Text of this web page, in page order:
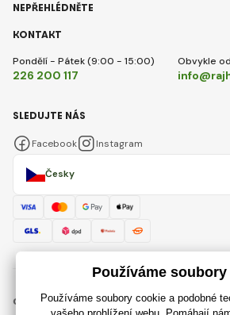
KONTAKT
Pondělí - Pátek (9:00 - 15:00)
226 200 117
Obvykle
NEPŘEHLÉDNĚTE
Česky
SLEDUJTE NÁS
Facebook Instagram
© 2018 - 2026 RajHracky.cz, Všechna práva